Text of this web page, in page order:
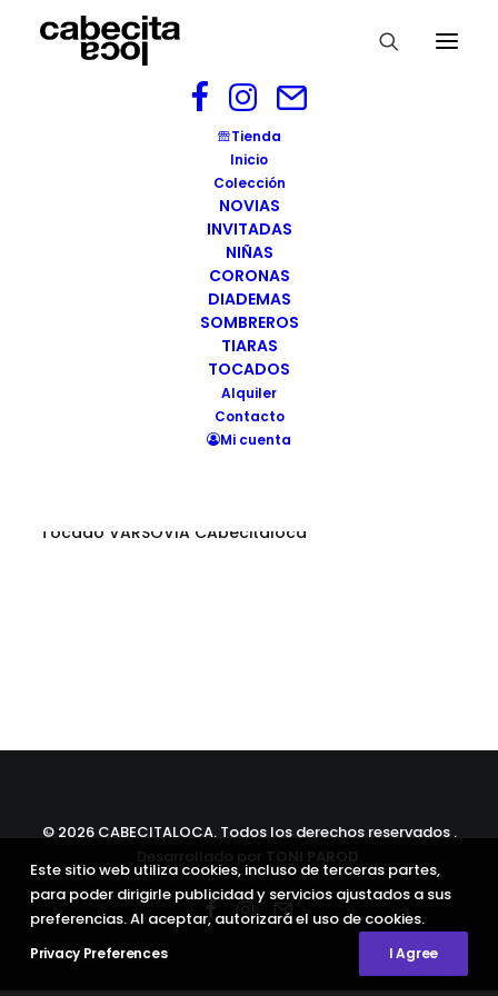
Tienda
Inicio
Colección
NOVIAS
INVITADAS
NIÑAS
CORONAS
DIADEMAS
SOMBREROS
TIARAS
TOCADOS
Alquiler
Contacto
Mi cuenta
Tocado VARSOVIA CAbecitaloca
Tocado VARSOVIA
Tocado VARSOVIA CAbecitaloca
Tocado VARSOVIA
CAbecitaloca
WEBMASTER
Tocado VARSOVIA CAbecitaloca
© 2026 CABECITALOCA. Todos los derechos reservados .
Este sitio web utiliza cookies, incluso de terceras partes,
para poder dirigirle publicidad y servicios ajustados a sus
preferencias. Al aceptar, autorizará el uso de cookies.
Privacy Preferences I Agree